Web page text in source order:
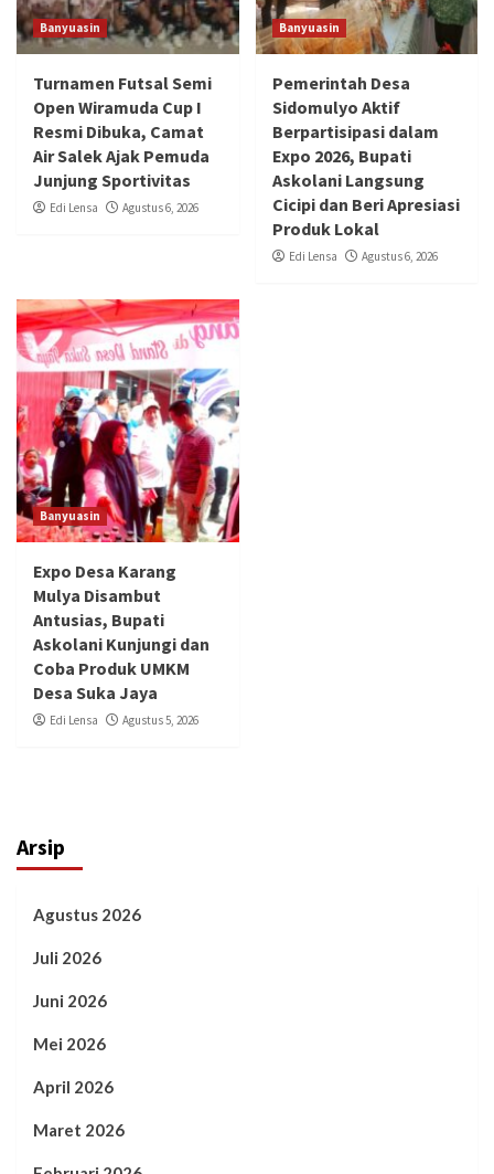
Banyuasin
Turnamen Futsal Semi
Open Wiramuda Cup I
Resmi Dibuka, Camat
Air Salek Ajak Pemuda
Junjung Sportivitas
Edi Lensa Agustus 6, 2026
Banyuasin
Pemerintah Desa
Sidomulyo Aktif
Berpartisipasi dalam
Expo 2026, Bupati
Askolani Langsung
Cicipi dan Beri Apresiasi
Produk Lokal
Edi Lensa Agustus 6, 2026
Banyuasin
Expo Desa Karang
Mulya Disambut
Antusias, Bupati
Askolani Kunjungi dan
Coba Produk UMKM
Desa Suka Jaya
Edi Lensa Agustus 5, 2026
Arsip
Agustus 2026
Juli 2026
Juni 2026
Mei 2026
April 2026
Maret 2026